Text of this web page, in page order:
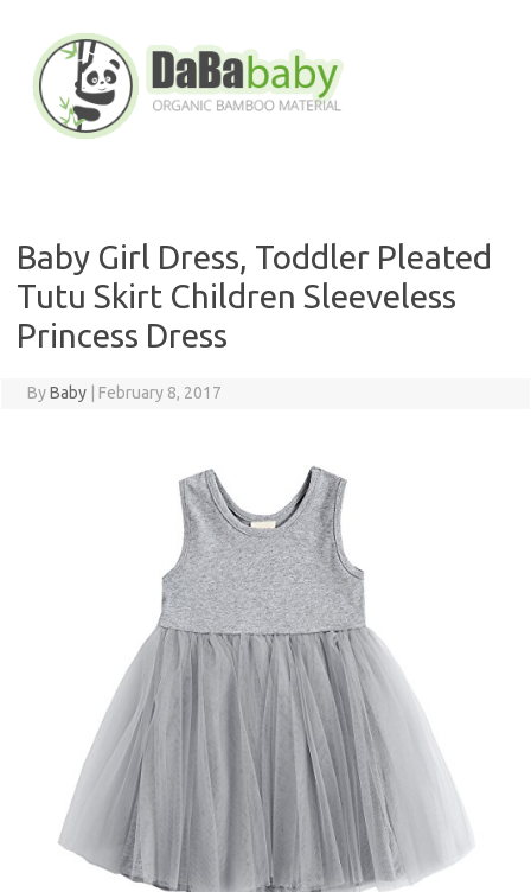
content
Baby Girl Dress, Toddler Pleated
Tutu Skirt Children Sleeveless
Princess Dress
ByBaby February 8, 2017